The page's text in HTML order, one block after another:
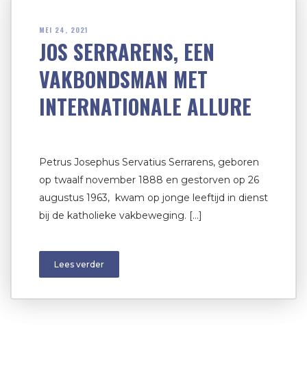
MEI 24, 2021
JOS SERRARENS, EEN
VAKBONDSMAN MET
INTERNATIONALE ALLURE
Petrus Josephus Servatius Serrarens, geboren
op twaalf november 1888 en gestorven op 26
augustus 1963, kwam op jonge leeftijd in dienst
bij de katholieke vakbeweging. […]
Lees verder